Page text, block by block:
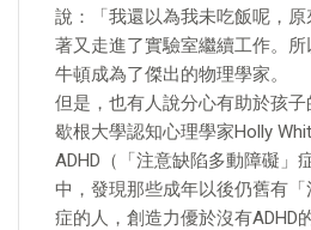
說：「我還以為我未吃飯呢，
著又走進了實驗室繼續工作。
牛頓成為了傑出的物理學家。
但是，也有人說分心有助於孩
歇根大學認知心理學家Holly
ADHD（「注意缺陷多動障礙」
中，發現那些成年以後仍舊有「
症的人，創造力優於沒有ADHD